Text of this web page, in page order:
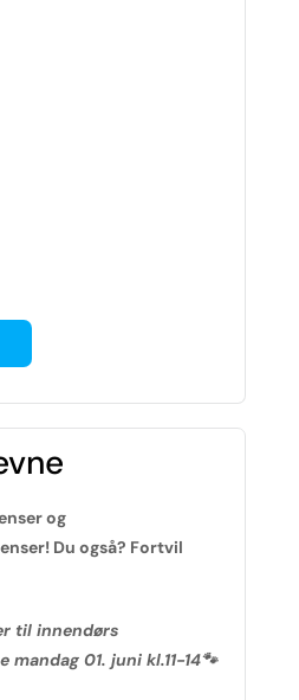
og
Du også? Fortvil
til innendørs
01. juni kl.11-14🐾